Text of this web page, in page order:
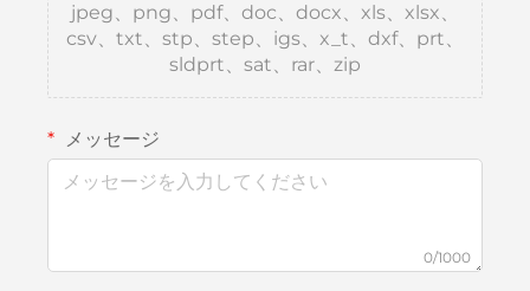
jpeg、png、pdf、doc、docx、xls、xlsx、
csv、txt、stp、step、igs、x_t、dxf、prt、
sldprt、sat、rar、zip
メッセージ
0/1000